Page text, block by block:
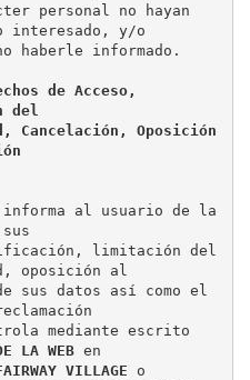
personal no hayan
interesado, y/o
haberle informado.
de Acceso,
del
Oposición
al usuario de la
limitación del
oposición al
sus datos así como el
mediante escrito
LA WEB en
VILLAGE o